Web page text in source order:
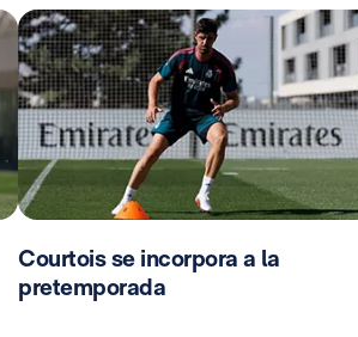
Courtois se incorpora a la
pretemporada